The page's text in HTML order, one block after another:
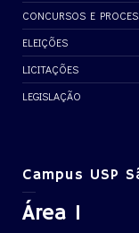
CONCURSOS E
ELEIÇÕES
LICITAÇÕES
LEGISLAÇÃO
Campus USP
Área 1